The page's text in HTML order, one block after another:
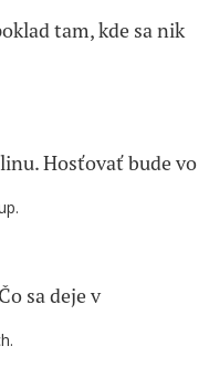
tam, kde sa nik
Hosťovať bude vo
sa deje v